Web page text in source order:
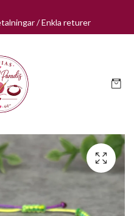
/ Enkla returer